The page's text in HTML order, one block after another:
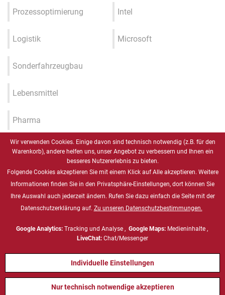
Prozessoptimierung
Logistik
Sonderfahrzeugbau
Lebensmittel
Pharma
Industrie 4.0 / IIOT / Smart
Gesundheitswesen
Marine
Energie & Chemie, ATEX
Intel
Microsoft
Wir verwenden Cookies. Einige davon sind technisch notwendig (z.B. für den
Warenkorb), andere helfen uns, unser Angebot zu verbessern und Ihnen ein
besseres Nutzererlebnis zu bieten.
Folgende Cookies akzeptieren Sie mit einem Klick auf Alle akzeptieren. Weitere
Informationen finden Sie in den Privatsphäre-Einstellungen, dort können Sie
Ihre Auswahl auch jederzeit ändern. Rufen Sie dazu einfach die Seite mit der
Datenschutzerklärung auf. Zu unseren Datenschutzbestimmungen.
Google Analytics:Tracking und Analyse , Google Maps:Medieninhalte ,
LiveChat: Chat/Messenger
Individuelle Einstellungen
Nur technisch notwendige akzeptieren